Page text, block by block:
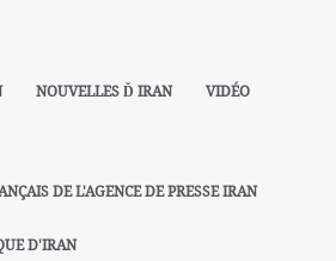
NOUVELLES Ď IRAN VIDÉO
DE L'AGENCE DE PRESSE IRAN
D'IRAN